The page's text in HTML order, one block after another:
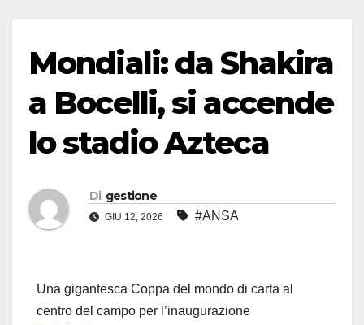
Mondiali: da Shakira
a Bocelli, si accende
lo stadio Azteca
Di gestione
GIU 12, 2026 #ANSA
Una gigantesca Coppa del mondo di carta al
centro del campo per l’inaugurazione